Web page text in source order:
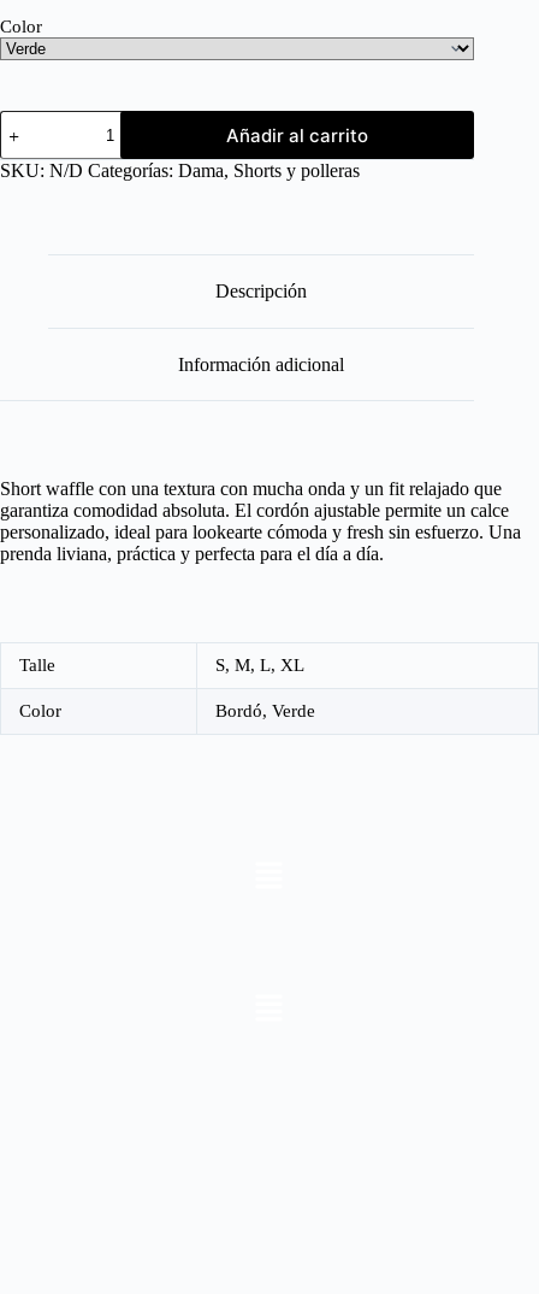
Color
Añadir al carrito
SKU: N/D Categorías: Dama, Shorts y polleras
Descripción
Información adicional
Short waffle con una textura con mucha onda y un fit relajado que
garantiza comodidad absoluta. El cordón ajustable permite un calce
personalizado, ideal para lookearte cómoda y fresh sin esfuerzo. Una
prenda liviana, práctica y perfecta para el día a día.
Talle S, M, L, XL
Color Bordó, Verde